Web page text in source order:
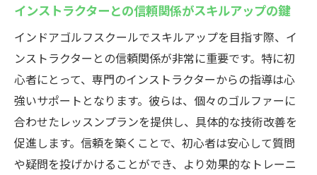
効率的なスキルアップを実現するステップ
インストラクターの選び方とその重要性
短期間で上達するためのポイント
実際のレッスンプランの一例紹介
藤沢駅のインドアゴルフスクールウテミルで時
間を有効活用しよう
通う時間を最大限に活かすスケジューリン
インストラクターとの信頼関係がスキルアップの鍵
インドアゴルフスクールでスキルアップを目指す際、イ
ンストラクターとの信頼関係が非常に重要です。特に初
心者にとって、専門のインストラクターからの指導は心
強いサポートとなります。彼らは、個々のゴルファーに
合わせたレッスンプランを提供し、具体的な技術改善を
促進します。信頼を築くことで、初心者は安心して質問
や疑問を投げかけることができ、より効果的なトレーニ